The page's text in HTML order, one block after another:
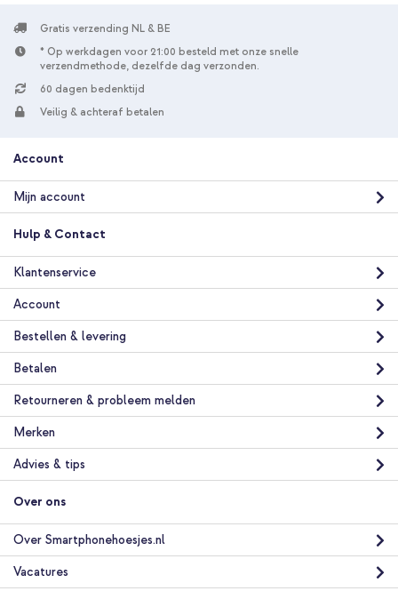
Module SPC+ - Voor SPC+ Mounts - Zwart
Gratis verzending € 86,98
Gratis
verzending
Gratis verzending NL & BE
* Op werkdagen voor 21:00 besteld met onze snelle
verzendmethode, dezelfde dag verzonden.
60 dagen bedenktijd
Veilig & achteraf betalen
Account
Mijn account
Hulp & Contact
Klantenservice
Account
Bestellen & levering
Betalen
Retourneren & probleem melden
Merken
Advies & tips
Over ons
Over Smartphonehoesjes.nl
Vacatures